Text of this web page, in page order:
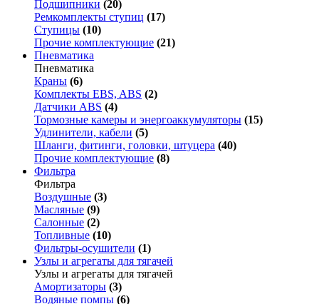
Подшипники (20)
Ремкомплекты ступиц (17)
Ступицы (10)
Прочие комплектующие (21)
Пневматика
Пневматика
Краны (6)
Комплекты EBS, ABS (2)
Датчики ABS (4)
Тормозные камеры и энергоаккумуляторы (15)
Удлинители, кабели (5)
Шланги, фитинги, головки, штуцера (40)
Прочие комплектующие (8)
Фильтра
Фильтра
Воздушные (3)
Масляные (9)
Салонные (2)
Топливные (10)
Фильтры-осушители (1)
Узлы и агрегаты для тягачей
Узлы и агрегаты для тягачей
Амортизаторы (3)
Водяные помпы (6)